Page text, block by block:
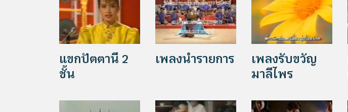
แขกปัตตานี 2
ชั้น
เพลงนำรายการ
เพลงรับขวัญ
มาลีไพร